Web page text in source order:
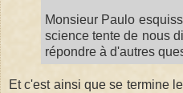
Monsieur Paulo
science tente de nous
répondre à d'autres
Et c'est ainsi que se termine